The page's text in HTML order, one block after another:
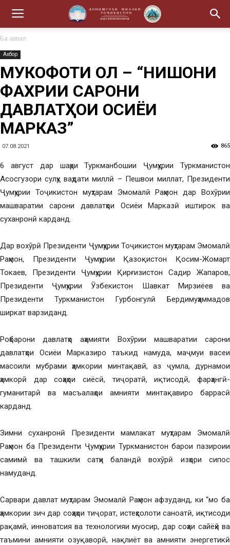
Ба аввал
Ахбор
МУКОФОТИ ОЛӢ – “НИШОНИ
ФАХРИИ САРОНИ
ДАВЛАТҲОИ ОСИЁИ
МАРКАЗӢ”
07.08.2021 865
6 август дар шаҳри Туркманбошии Ҷумҳурии Туркманистон
Асосгузори сулҳу ваҳдати миллӣ – Пешвои миллат, Президенти
Ҷумҳурии Тоҷикистон муҳтарам Эмомалӣ Раҳмон дар Вохӯрии
машваратии сарони давлатҳои Осиёи Марказӣ иштирок ва
суханронӣ карданд.
Дар вохӯрӣ Президенти Ҷумҳурии Тоҷикистон муҳтарам Эмомалӣ
Раҳмон, Президенти Ҷумҳурии Қазоқистон Қосим-Жомарт
Токаев, Президенти Ҷумҳурии Қирғизистон Садир Жапаров,
Президенти Ҷумҳурии Ӯзбекистон Шавкат Мирзиёев ва
Президенти Туркманистон Гурбонгулӣ Бердимуҳаммадов
ширкат варзиданд.
Роҳбарони давлатҳо аҳамияти Вохӯрии машваратии сарони
давлатҳои Осиёи Марказиро таъкид намуда, маҷмуи васеи
масоили мубрами ҳамкории минтақавӣ, аз ҷумла, дурнамои
ҳамкорӣ дар соҳаҳои сиёсӣ, тиҷоратӣ, иқтисодӣ, фарҳангӣ-
гуманитарӣ ва масъалаҳои амнияти минтақавиро баррасӣ
карданд.
Зимни суханронӣ Президенти мамлакат муҳтарам Эмомалӣ
Раҳмон ба Президенти Ҷумҳурии Туркманистон барои пазироии
самимӣ ва ташкили сатҳи баландӣ вохӯрӣ изҳори сипос
намуданд.
Сарвари давлат муҳтарам Эмомалӣ Раҳмон афзуданд, ки “мо ба
ҳамкории зич дар соҳаҳои тиҷорат, истеҳсолоти саноатӣ, иқтисоди
рақамӣ, инноватсия ва технологияи муосир, дар соҳаи сайёҳӣ ва
таъмини амнияти озуқаворӣ, нақлиёт ва амнияти энергетикӣ